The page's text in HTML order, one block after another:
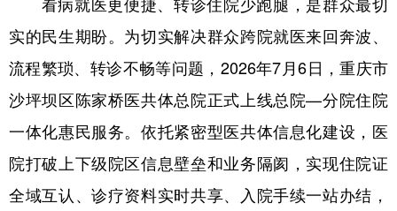
实的民生期盼。为切实解决群众跨院就医来回奔波、
流程繁琐、转诊不畅等问题，2026年7月6日，重庆市
沙坪坝区陈家桥医共体总院正式上线总院—分院住院
一体化惠民服务。依托紧密型医共体信息化建设，医
院打破上下级院区信息壁垒和业务隔阂，实现住院证
全域互认、诊疗资料实时共享、入院手续一站办结，